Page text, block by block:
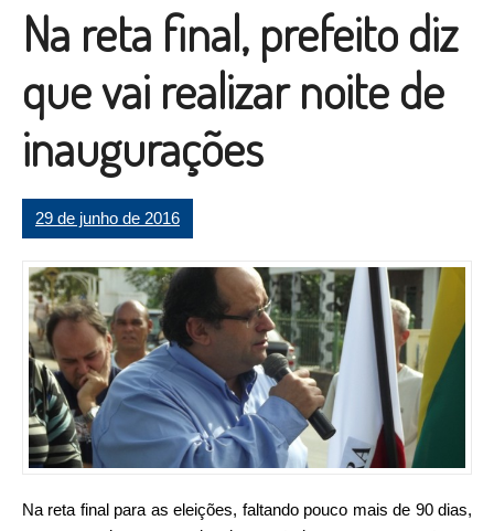
Na reta final, prefeito diz
que vai realizar noite de
inaugurações
29 de junho de 2016
Na reta final para as eleições, faltando pouco mais de 90 dias,